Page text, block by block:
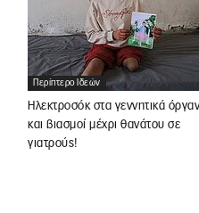
Περίπτερο Ιδεών
Ηλεκτροσόκ στα γεννητικά
και βιασμοί μέχρι θανάτου σε
γιατρούς!